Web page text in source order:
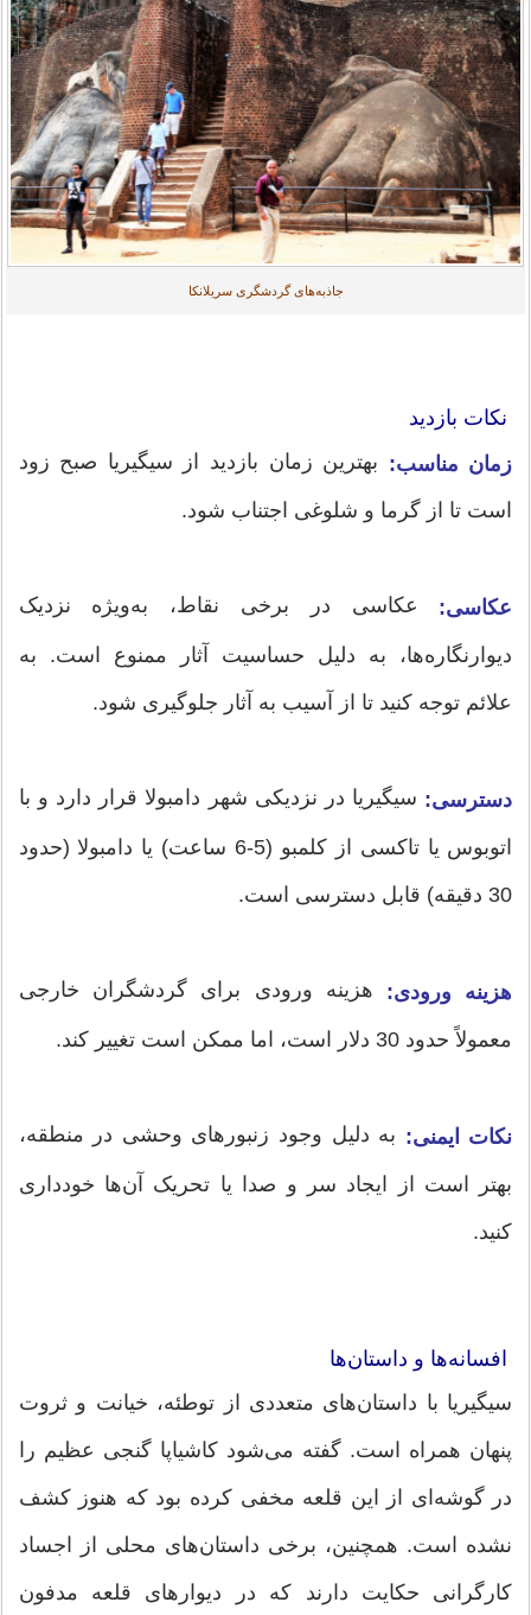
جاذبه‌های گردشگری سریلانکا
نکات بازدید
زمان مناسب: بهترین زمان بازدید از سیگیریا صبح زود
است تا از گرما و شلوغی اجتناب شود.
عکاسی: عکاسی در برخی نقاط، به‌ویژه نزدیک
دیوارنگاره‌ها، به دلیل حساسیت آثار ممنوع است. به
علائم توجه کنید تا از آسیب به آثار جلوگیری شود.
دسترسی: سیگیریا در نزدیکی شهر دامبولا قرار دارد و با
اتوبوس یا تاکسی از کلمبو (5-6 ساعت) یا دامبولا (حدود
30 دقیقه) قابل دسترسی است.
هزینه ورودی: هزینه ورودی برای گردشگران خارجی
معمولاً حدود 30 دلار است، اما ممکن است تغییر کند.
نکات ایمنی: به دلیل وجود زنبورهای وحشی در منطقه،
بهتر است از ایجاد سر و صدا یا تحریک آن‌ها خودداری
کنید.
افسانه‌ها و داستان‌ها
سیگیریا با داستان‌های متعددی از توطئه، خیانت و ثروت
پنهان همراه است. گفته می‌شود کاشیاپا گنجی عظیم را
در گوشه‌ای از این قلعه مخفی کرده بود که هنوز کشف
نشده است. همچنین، برخی داستان‌های محلی از اجساد
کارگرانی حکایت دارند که در دیوارهای قلعه مدفون